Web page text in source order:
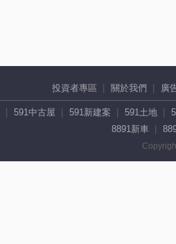
投資者專區 關於我們 廣
591中古屋 591新建案 591土地
8891新車